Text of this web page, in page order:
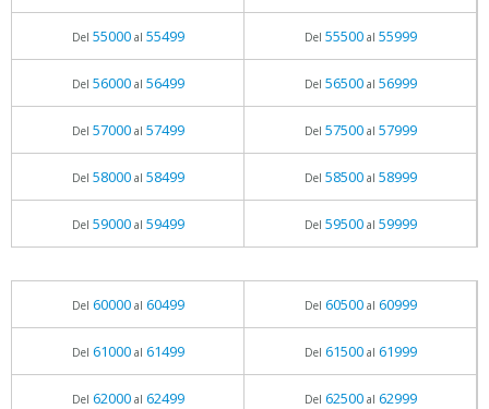
Del 55000al 55499 Del 55500al 55999
Del 56000al 56499 Del 56500al 56999
Del 57000al 57499 Del 57500al 57999
Del 58000al 58499 Del 58500al 58999
Del 59000al 59499 Del 59500al 59999
Del 60000al 60499 Del 60500al 60999
Del 61000al 61499 Del 61500al 61999
Del 62000al 62499 Del 62500al 62999